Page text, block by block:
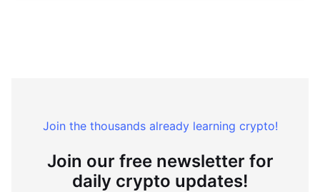
Join the thousands already learning crypto!
Join our free newsletter for
daily crypto updates!